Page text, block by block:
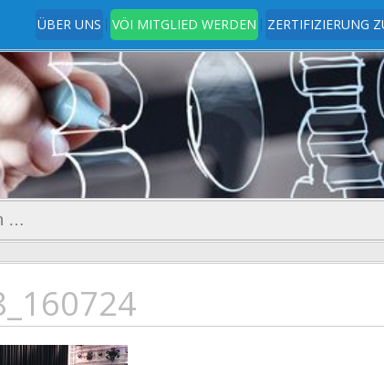
ÜBER UNS VÖI MITGLIED WERDEN ZERTIFIZIERUNG
www.ingenieurverein.at